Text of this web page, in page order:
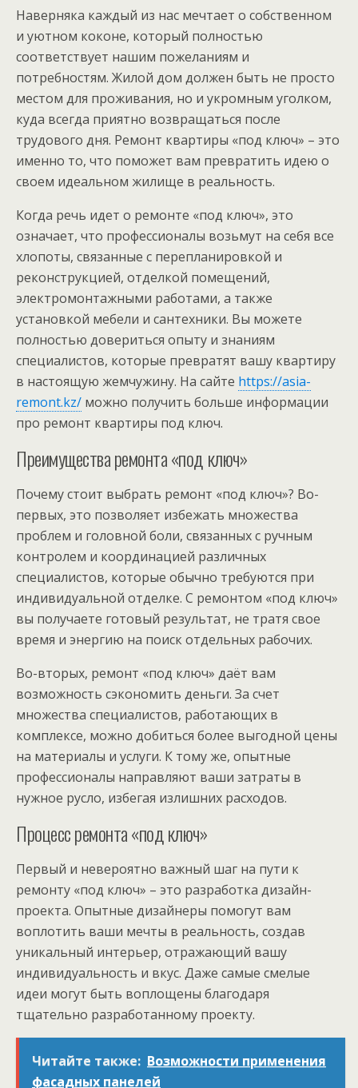
Наверняка каждый из нас мечтает о собственном
и уютном коконе, который полностью
соответствует нашим пожеланиям и
потребностям. Жилой дом должен быть не просто
местом для проживания, но и укромным уголком,
куда всегда приятно возвращаться после
трудового дня. Ремонт квартиры «под ключ» – это
именно то, что поможет вам превратить идею о
своем идеальном жилище в реальность.
Когда речь идет о ремонте «под ключ», это
означает, что профессионалы возьмут на себя все
хлопоты, связанные с перепланировкой и
реконструкцией, отделкой помещений,
электромонтажными работами, а также
установкой мебели и сантехники. Вы можете
полностью довериться опыту и знаниям
специалистов, которые превратят вашу квартиру
в настоящую жемчужину. На сайте https://asia-
remont.kz/ можно получить больше информации
про ремонт квартиры под ключ.
Преимущества ремонта «под ключ»
Почему стоит выбрать ремонт «под ключ»? Во-
первых, это позволяет избежать множества
проблем и головной боли, связанных с ручным
контролем и координацией различных
специалистов, которые обычно требуются при
индивидуальной отделке. С ремонтом «под ключ»
вы получаете готовый результат, не тратя свое
время и энергию на поиск отдельных рабочих.
Во-вторых, ремонт «под ключ» даёт вам
возможность сэкономить деньги. За счет
множества специалистов, работающих в
комплексе, можно добиться более выгодной цены
на материалы и услуги. К тому же, опытные
профессионалы направляют ваши затраты в
нужное русло, избегая излишних расходов.
Процесс ремонта «под ключ»
Первый и невероятно важный шаг на пути к
ремонту «под ключ» – это разработка дизайн-
проекта. Опытные дизайнеры помогут вам
воплотить ваши мечты в реальность, создав
уникальный интерьер, отражающий вашу
индивидуальность и вкус. Даже самые смелые
идеи могут быть воплощены благодаря
тщательно разработанному проекту.
Читайте также: Возможности применения
фасадных панелей